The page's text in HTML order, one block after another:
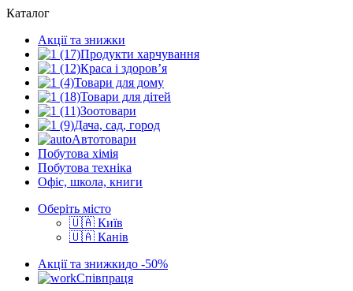
Каталог
Акції та знижки
Продукти харчування
Краса і здоров’я
Товари для дому
Товари для дітей
Зоотовари
Дача, сад, город
Автотовари
Побутова хімія
Побутова техніка
Офіс, школа, книги
Оберіть місто
🇺🇦 Київ
🇺🇦 Канів
Акції та знижкидо -50%
Співпраця